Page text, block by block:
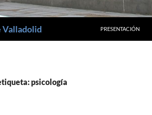
Valladolid
PRESENTACIÓN
psicología